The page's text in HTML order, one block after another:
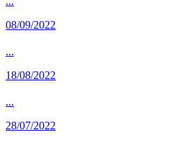
08/09/2022
...
18/08/2022
...
28/07/2022